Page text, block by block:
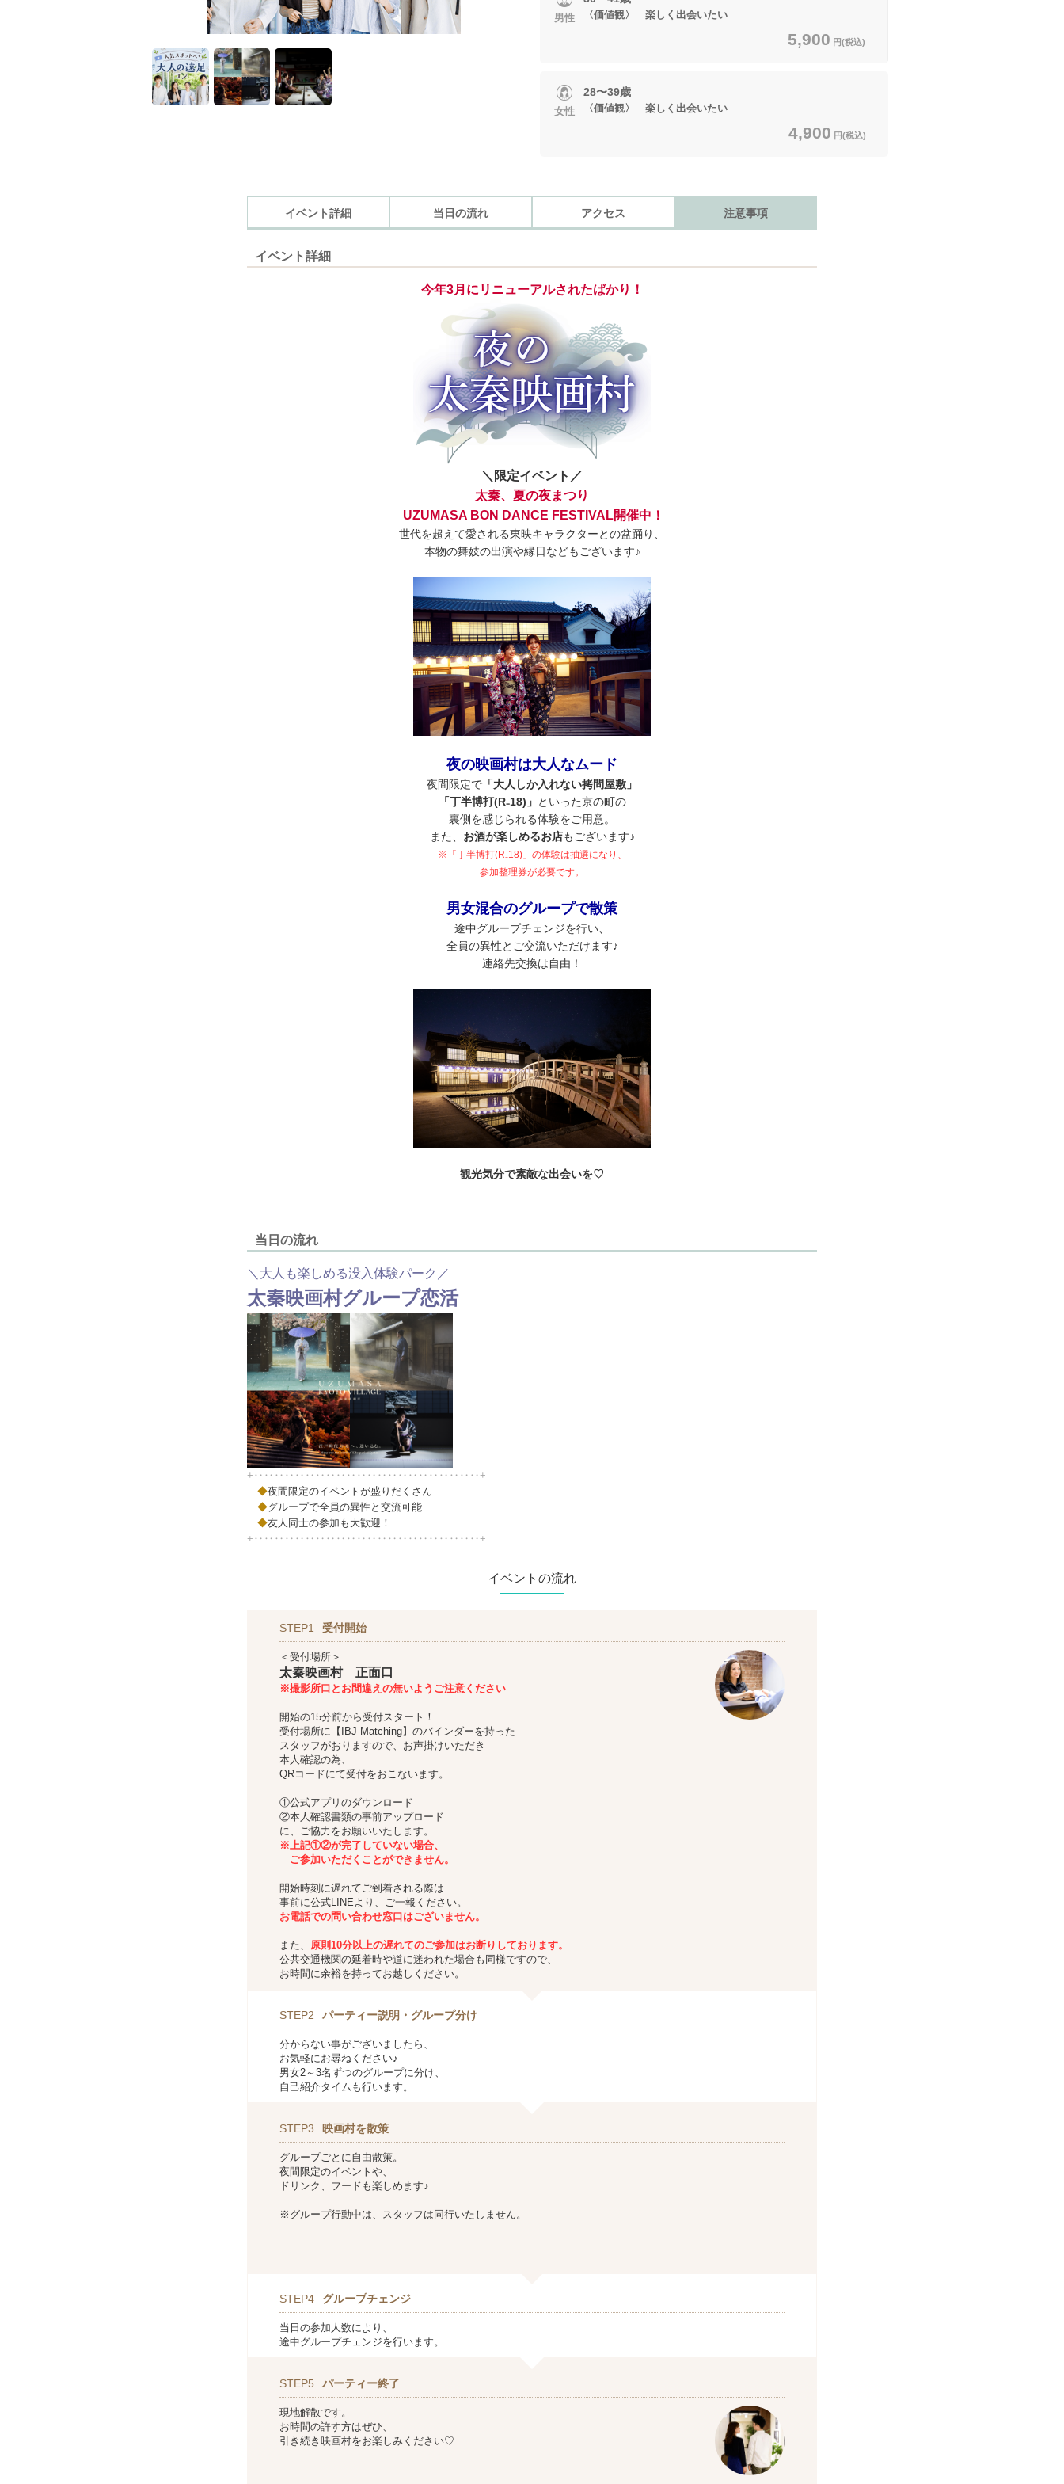
男性 〈価値観〉 楽しく出会いたい
5,900 円(税込)
女性
28〜39歳
〈価値観〉 楽しく出会いたい
4,900 円(税込)
イベント詳細 当日の流れ アクセス 注意事項
イベント詳細
今年3月にリニューアルされたばかり！
＼限定イベント／
太秦、夏の夜まつり
UZUMASA BON DANCE FESTIVAL開催中！
世代を超えて愛される東映キャラクターとの盆踊り、
本物の舞妓の出演や縁日などもございます♪
夜の映画村は大人なムード
夜間限定で 「大人しか入れない拷問屋敷」
「丁半博打(R₋18)」 といった京の町の
裏側を感じられる体験をご用意。
また、 お酒が楽しめるお店もございます♪
※「丁半博打(R₋18)」の体験は抽選になり、
参加整理券が必要です。
男女混合のグループで散策
途中グループチェンジを行い、
全員の異性とご交流いただけます♪
連絡先交換は自由！
観光気分で素敵な出会いを♡
当日の流れ
＼大人も楽しめる没入体験パーク／
太秦映画村グループ恋活
+‥‥‥‥‥‥‥‥‥‥‥‥‥‥‥‥‥‥‥‥‥‥+
◆夜間限定のイベントが盛りだくさん
◆グループで全員の異性と交流可能
◆友人同士の参加も大歓迎！
+‥‥‥‥‥‥‥‥‥‥‥‥‥‥‥‥‥‥‥‥‥‥+
イベントの流れ
STEP1 受付開始
＜受付場所＞
太秦映画村 正面口
※撮影所口とお間違えの無いようご注意ください
開始の15分前から受付スタート！
受付場所に【IBJ Matching】のバインダーを持った
スタッフがおりますので、お声掛けいただき
本人確認の為、
QRコードにて受付をおこないます。
①公式アプリのダウンロード
②本人確認書類の事前アップロード
に、ご協力をお願いいたします。
※上記①②が完了していない場合、
ご参加いただくことができません。
開始時刻に遅れてご到着される際は
事前に公式LINEより、ご一報ください。
お電話での問い合わせ窓口はございません。
また、 原則10分以上の遅れてのご参加はお断りしております。
公共交通機関の延着時や道に迷われた場合も同様ですので、
お時間に余裕を持ってお越しください。
STEP2 パーティー説明・グループ分け
分からない事がございましたら、
お気軽にお尋ねください♪
男女2～3名ずつのグループに分け、
自己紹介タイムも行います。
STEP3 映画村を散策
グループごとに自由散策。
夜間限定のイベントや、
ドリンク、フードも楽しめます♪
※グループ行動中は、スタッフは同行いたしません。
STEP4 グループチェンジ
当日の参加人数により、
途中グループチェンジを行います。
STEP5 パーティー終了
現地解散です。
お時間の許す方はぜひ、
引き続き映画村をお楽しみください♡